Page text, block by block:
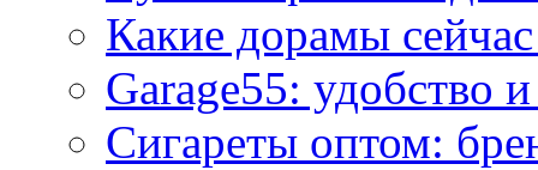
Какие дорамы
Garage55: удобство
Сигареты оптом: